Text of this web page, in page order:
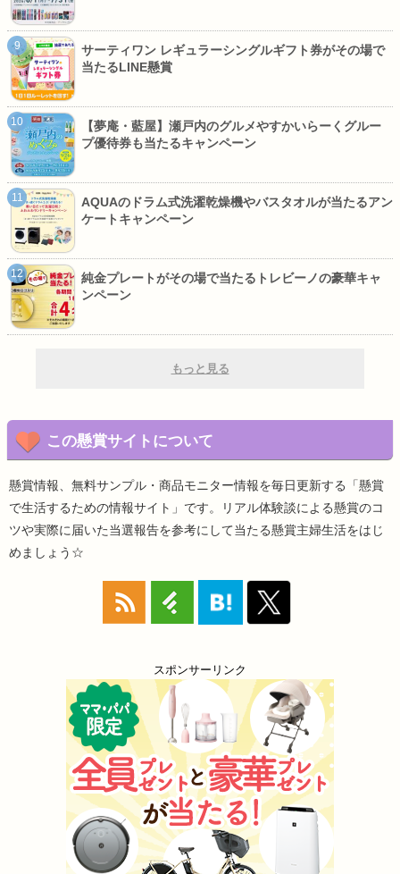
サーティワン レギュラーシングルギフト券がその場で
当たるLINE懸賞
【夢庵・藍屋】瀬戸内のグルメやすかいらーくグルー
プ優待券も当たるキャンペーン
AQUAのドラム式洗濯乾燥機やバスタオルが当たるアン
ケートキャンペーン
純金プレートがその場で当たるトレビーノの豪華キャ
ンペーン
もっと見る
この懸賞サイトについて
懸賞情報、無料サンプル・商品モニター情報を毎日更新する「懸賞
で生活するための情報サイト」です。リアル体験談による懸賞のコ
ツや実際に届いた当選報告を参考にして当たる懸賞主婦生活をはじ
めましょう☆
スポンサーリンク